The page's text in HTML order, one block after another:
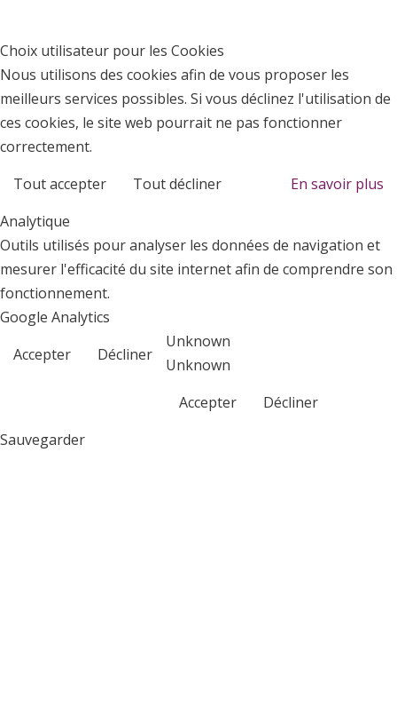
Choix utilisateur pour les Cookies
Nous utilisons des cookies afin de vous proposer les
meilleurs services possibles. Si vous déclinez l'utilisation de
ces cookies, le site web pourrait ne pas fonctionner
correctement.
Tout accepter
Tout décliner
En savoir plus
Analytique
Outils utilisés pour analyser les données de navigation et
mesurer l'efficacité du site internet afin de comprendre son
fonctionnement.
Google Analytics
Accepter
Décliner
Unknown
Unknown
Accepter
Décliner
Sauvegarder